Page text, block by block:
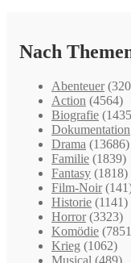
Nach
Abenteuer
Action (4564)
Biografie
Dokumentation
Drama (13686)
Familie (1839)
Fantasy (1818)
Film-Noir
Historie (1141)
Horror (3323)
Komödie
Krieg (1062)
Musical (489)